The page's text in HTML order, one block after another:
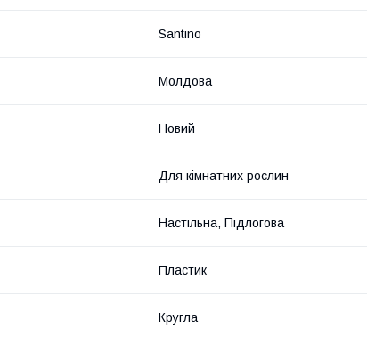
Santino
Молдова
Новий
Для кімнатних рослин
Настільна, Підлогова
Пластик
Кругла